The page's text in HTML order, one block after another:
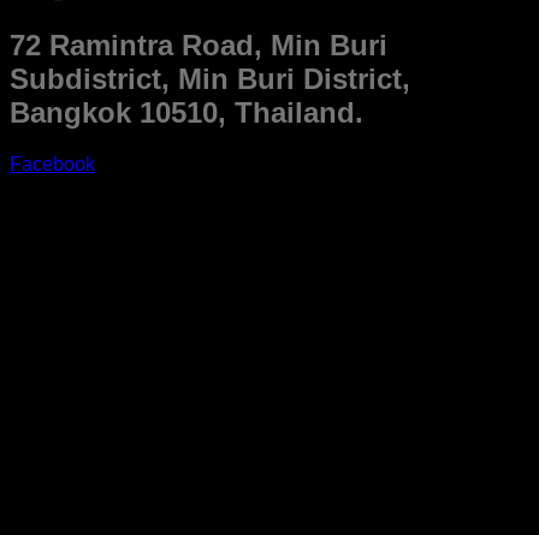
72 Ramintra Road, Min Buri
Subdistrict, Min Buri District,
Bangkok 10510, Thailand.
Facebook